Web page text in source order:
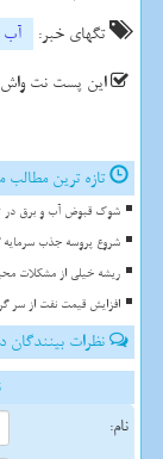
تگهای خبر:
آب
این پست نت واش
تازه ترین مطالب
شوک قبوض آب و برق در
شروع پروسه جذب سرمایه گذار
ریشه خیلی از مشکلات
افزایش قیمت نفت از سر
نظرات
نام: